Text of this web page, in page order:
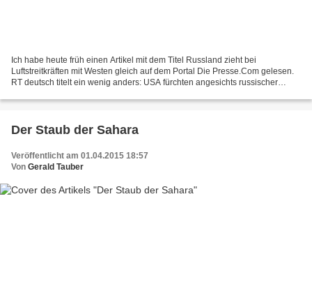
Ich habe heute früh einen Artikel mit dem Titel Russland zieht bei
Luftstreitkräften mit Westen gleich auf dem Portal Die Presse.Com gelesen.
RT deutsch titelt ein wenig anders: USA fürchten angesichts russischer
Der Staub der Sahara
Veröffentlicht am 01.04.2015 18:57
Von Gerald Tauber